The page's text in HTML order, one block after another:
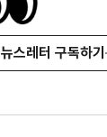
뉴스레터 구독하기